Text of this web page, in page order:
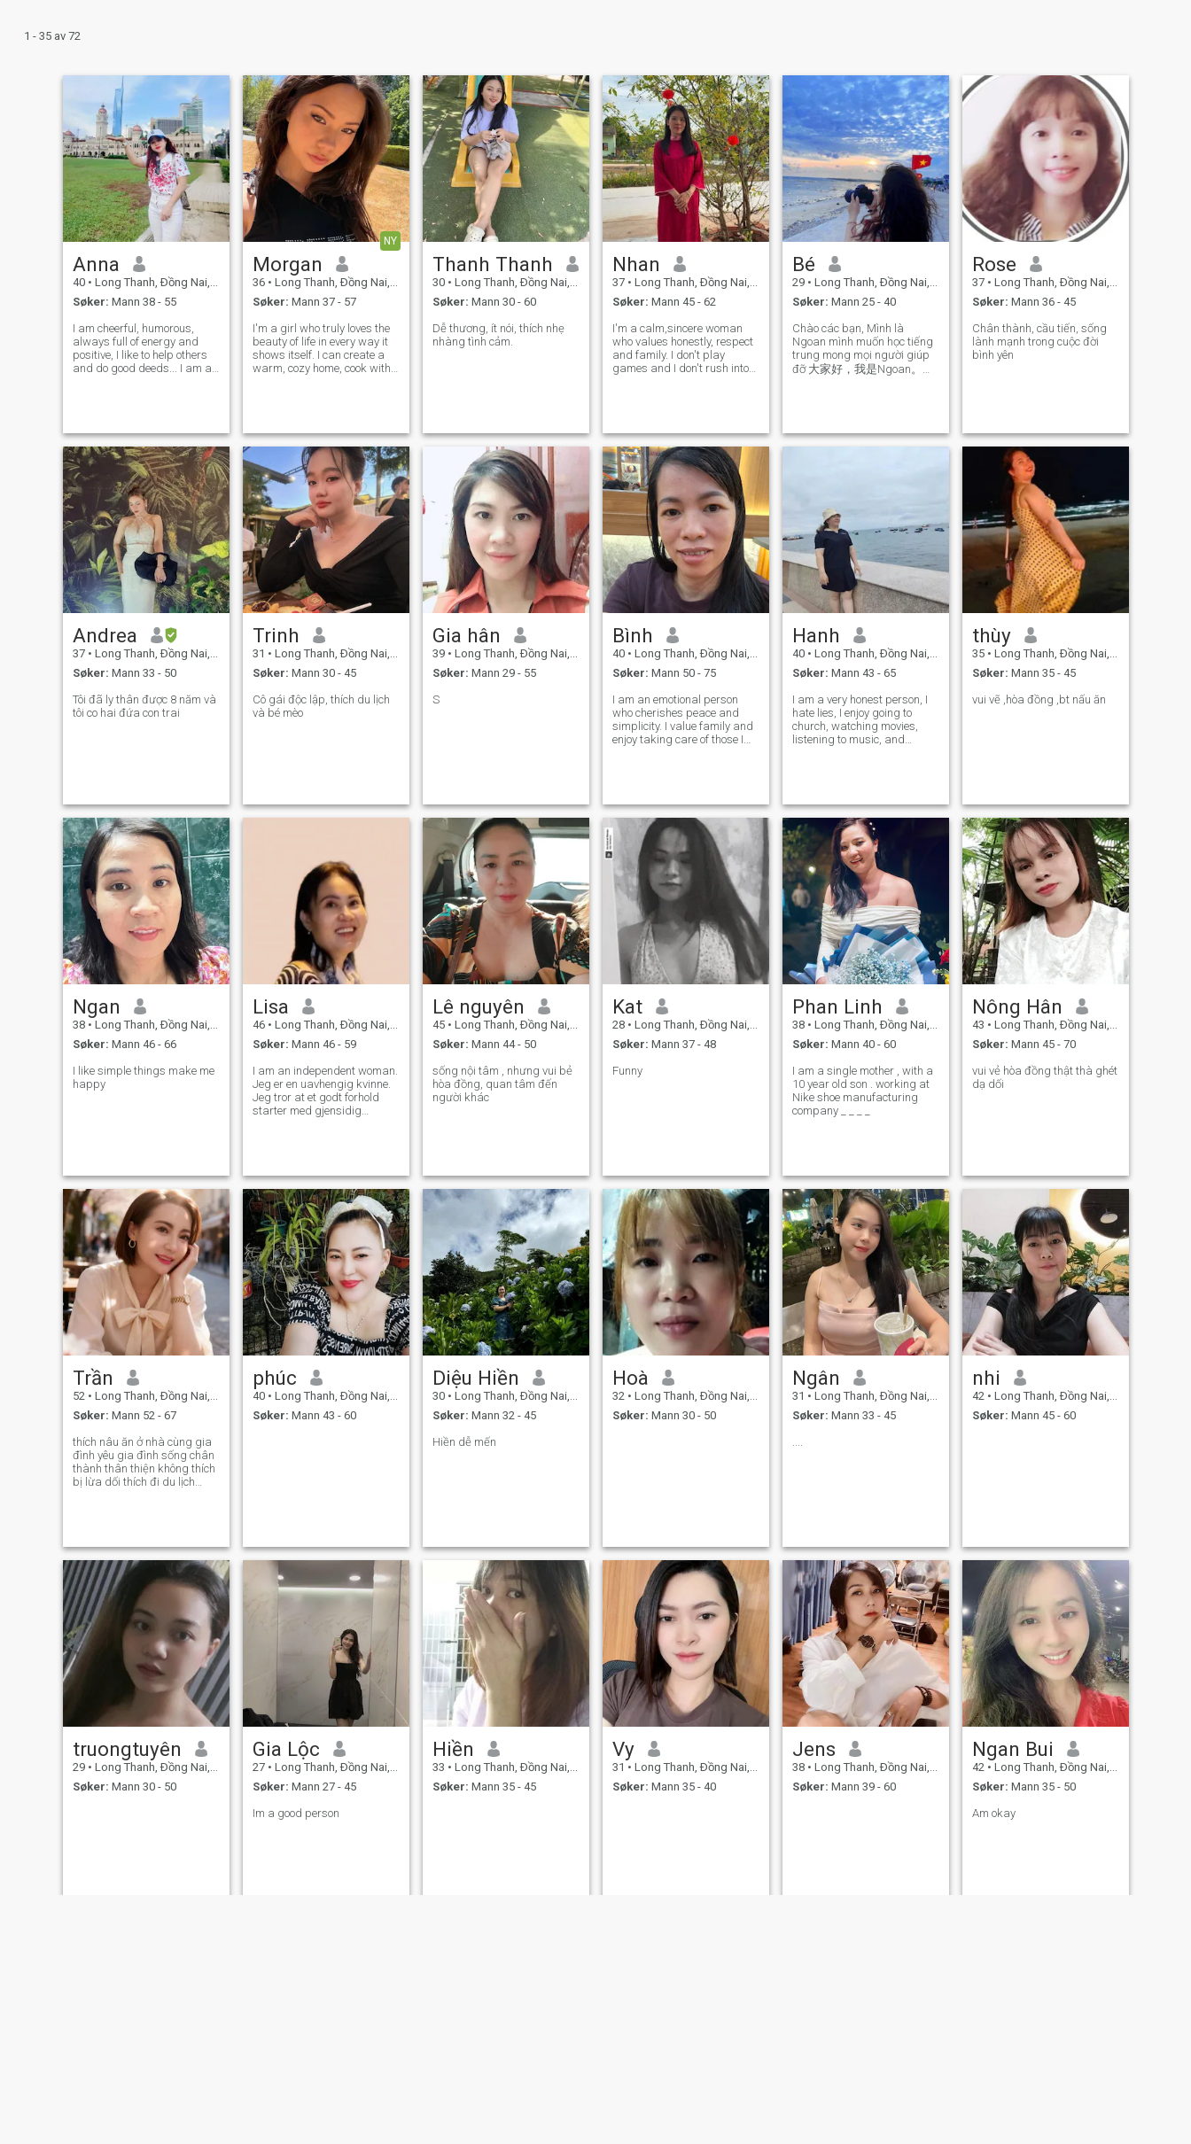
1 - 35 av 72
Anna
40 • Long Thanh, Ðồng Nai, Vietnam
Søker: Mann 38 - 55
I am cheerful, humorous,
always full of energy and
positive, I like to help others
and do good deeds... I am an
guide.... About my life
NY
Morgan
36 • Long Thanh, Ðồng Nai, Vietnam
Søker: Mann 37 - 57
I'm a girl who truly loves the
beauty of life in every way it
shows itself. I can create a
warm, cozy home, cook with
Thanh Thanh
30 • Long Thanh, Ðồng Nai, Vietnam
Søker: Mann 30 - 60
Dễ thương, ít nói, thích nhẹ
nhàng tình cảm.
Nhan
37 • Long Thanh, Ðồng Nai, Vietnam
Søker: Mann 45 - 62
I'm a calm,sincere woman
who values honestly, respect
and family. I don't play
games and I don't rush into
something meaningful we'll
get along wel
Bé
29 • Long Thanh, Ðồng Nai, Vietnam
Søker: Mann 25 - 40
Chào các bạn, Mình là
Ngoan mình muốn học tiếng
trung mong mọi người giúp
đỡ 大家好，我是Ngoan。我
Rose
37 • Long Thanh, Ðồng Nai, Vietnam
Søker: Mann 36 - 45
Chân thành, cầu tiến, sống
lành mạnh trong cuộc đời
bình yên
Andrea
37 • Long Thanh, Ðồng Nai, Vietnam
Søker: Mann 33 - 50
Tôi đã ly thân được 8 năm và
tôi co hai đứa con trai
Trinh
31 • Long Thanh, Ðồng Nai, Vietnam
Søker: Mann 30 - 45
Cô gái độc lập, thích du lịch
và bé mèo
Gia hân
39 • Long Thanh, Ðồng Nai, Vietnam
Søker: Mann 29 - 55
S
Bình
40 • Long Thanh, Ðồng Nai, Vietnam
Søker: Mann 50 - 75
I am an emotional person
who cherishes peace and
simplicity. I value family and
enjoy taking care of those I
Hanh
40 • Long Thanh, Ðồng Nai, Vietnam
Søker: Mann 43 - 65
I am a very honest person, I
hate lies, I enjoy going to
church, watching movies,
listening to music, and
thùy
35 • Long Thanh, Ðồng Nai, Vietnam
Søker: Mann 35 - 45
vui vẽ ,hòa đồng ,bt nấu ăn
Ngan
38 • Long Thanh, Ðồng Nai, Vietnam
Søker: Mann 46 - 66
I like simple things make me
happy
Lisa
46 • Long Thanh, Ðồng Nai, Vietnam
Søker: Mann 46 - 59
I am an independent woman.
Jeg er en uavhengig kvinne.
Jeg tror at et godt forhold
starter med gjensidig
så vær så snill å holde deg
unna meg.
Lê nguyên
45 • Long Thanh, Ðồng Nai, Vietnam
Søker: Mann 44 - 50
sống nội tâm , nhưng vui bẻ
hòa đồng, quan tâm đến
người khác
Kat
28 • Long Thanh, Ðồng Nai, Vietnam
Søker: Mann 37 - 48
Funny
Phan Linh
38 • Long Thanh, Ðồng Nai, Vietnam
Søker: Mann 40 - 60
I am a single mother , with a
10 year old son . working at
Nike shoe manufacturing
company _ _ _ _
Nông Hân
43 • Long Thanh, Ðồng Nai, Vietnam
Søker: Mann 45 - 70
vui vẻ hòa đồng thật thà ghét
dạ dối
Trần
52 • Long Thanh, Ðồng Nai, Vietnam
Søker: Mann 52 - 67
thích nâu ăn ở nhà cùng gia
đình yêu gia đình sống chân
thành thân thiện không thích
bị lừa dối thích đi du lịch
quãng đường đời còn lại này
phúc
40 • Long Thanh, Ðồng Nai, Vietnam
Søker: Mann 43 - 60
Diệu Hiền
30 • Long Thanh, Ðồng Nai, Vietnam
Søker: Mann 32 - 45
Hiền dễ mến
Hoà
32 • Long Thanh, Ðồng Nai, Vietnam
Søker: Mann 30 - 50
Ngân
31 • Long Thanh, Ðồng Nai, Vietnam
Søker: Mann 33 - 45
....
nhi
42 • Long Thanh, Ðồng Nai, Vietnam
Søker: Mann 45 - 60
truongtuyên
29 • Long Thanh, Ðồng Nai, Vietnam
Søker: Mann 30 - 50
Gia Lộc
27 • Long Thanh, Ðồng Nai, Vietnam
Søker: Mann 27 - 45
Im a good person
Hiền
33 • Long Thanh, Ðồng Nai, Vietnam
Søker: Mann 35 - 45
Vy
31 • Long Thanh, Ðồng Nai, Vietnam
Søker: Mann 35 - 40
Jens
38 • Long Thanh, Ðồng Nai, Vietnam
Søker: Mann 39 - 60
Ngan Bui
42 • Long Thanh, Ðồng Nai, Vietnam
Søker: Mann 35 - 50
Am okay